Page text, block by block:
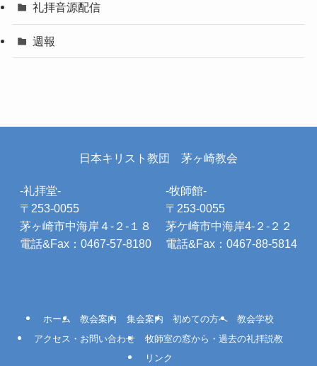
礼拝音源配信
週報
日本キリスト教団 茅ヶ崎教会
-礼拝堂-
〒253-0055
茅ヶ崎市中海岸４-２-１８
電話&Fax：0467-57-8180
-牧師館-
〒253-0055
茅ケ崎市中海岸4-２-２２
電話&Fax：0467-88-5814
ホーム 教会案内 集会案内 初めての方へ
教会学校
アクセス・お問い合わせ
牧師室の窓から・過去の礼拝説教
リンク